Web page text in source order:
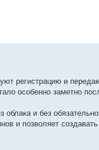
регистрацию и
особенно заметно
облака и без
и позволяет